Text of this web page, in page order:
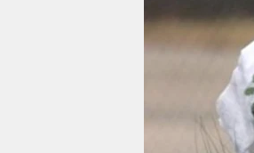
nord
wahrheit